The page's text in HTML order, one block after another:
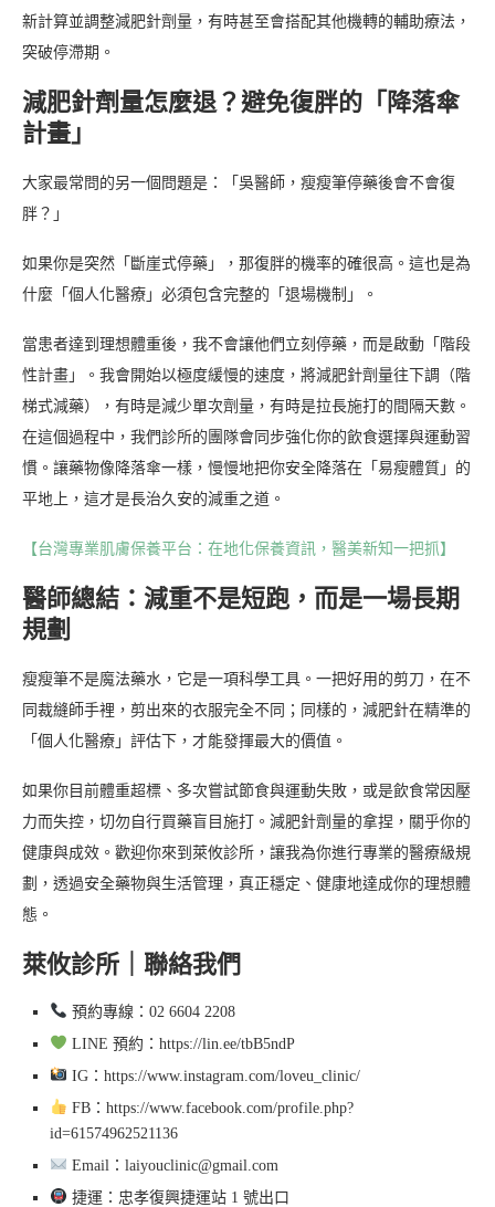
新計算並調整減肥針劑量，有時甚至會搭配其他機轉的輔助療法，
突破停滯期。
減肥針劑量怎麼退？避免復胖的「降落傘
計畫」
大家最常問的另一個問題是：「吳醫師，瘦瘦筆停藥後會不會復
胖？」
如果你是突然「斷崖式停藥」，那復胖的機率的確很高。這也是為
什麼「個人化醫療」必須包含完整的「退場機制」。
當患者達到理想體重後，我不會讓他們立刻停藥，而是啟動「階段
性計畫」。我會開始以極度緩慢的速度，將減肥針劑量往下調（階
梯式減藥），有時是減少單次劑量，有時是拉長施打的間隔天數。
在這個過程中，我們診所的團隊會同步強化你的飲食選擇與運動習
慣。讓藥物像降落傘一樣，慢慢地把你安全降落在「易瘦體質」的
平地上，這才是長治久安的減重之道。
【台灣專業肌膚保養平台：在地化保養資訊，醫美新知一把抓】
醫師總結：減重不是短跑，而是一場長期
規劃
瘦瘦筆不是魔法藥水，它是一項科學工具。一把好用的剪刀，在不
同裁縫師手裡，剪出來的衣服完全不同；同樣的，減肥針在精準的
「個人化醫療」評估下，才能發揮最大的價值。
如果你目前體重超標、多次嘗試節食與運動失敗，或是飲食常因壓
力而失控，切勿自行買藥盲目施打。減肥針劑量的拿捏，關乎你的
健康與成效。歡迎你來到萊攸診所，讓我為你進行專業的醫療級規
劃，透過安全藥物與生活管理，真正穩定、健康地達成你的理想體
態。
萊攸診所｜聯絡我們
預約專線：02 6604 2208
LINE 預約：https://lin.ee/tbB5ndP
IG：https://www.instagram.com/loveu_clinic/
FB：https://www.facebook.com/profile.php?
id=61574962521136
Email：laiyouclinic@gmail.com
捷運：忠孝復興捷運站 1 號出口